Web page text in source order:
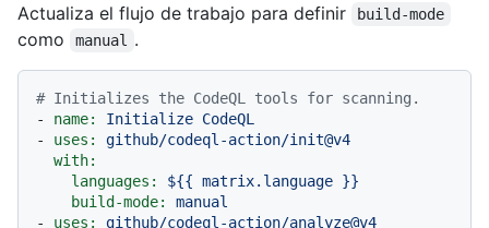
Actualiza el flujo de trabajo para definir
build-mode
como manual .
# Initializes the CodeQL tools for scanning.
-
name: Initialize CodeQL
-
uses:
github/codeql-action/init@v4
with:
languages:
${{ matrix.language }}
build-mode:
manual
-
uses:
github/codeql-action/analyze@v4